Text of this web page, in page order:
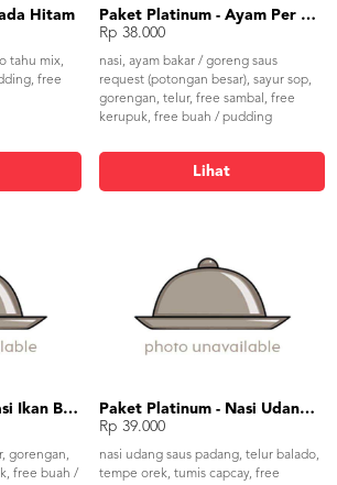
Hitam
tahu mix,
free
Paket Platinum - Ayam Per Request
Rp 38.000
nasi, ayam bakar / goreng saus
request (potongan besar), sayur sop,
gorengan, telur, free sambal, free
kerupuk, free buah / pudding
Lihat
Paket Platinum - Nasi Ikan Bakar
gorengan,
free buah /
Paket Platinum - Nasi Udang Saus Padang
Rp 39.000
nasi udang saus padang, telur balado,
tempe orek, tumis capcay, free